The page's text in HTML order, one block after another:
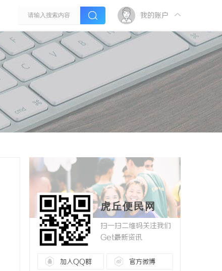
我的账户
虎丘便民网
扫一扫二维码关注我们
Get最新资讯
加入QQ群 官方微博